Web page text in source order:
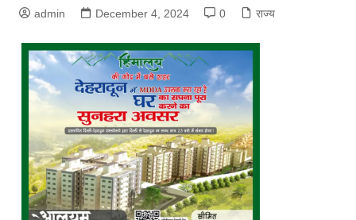
admin December 4, 2024 0 राज्य